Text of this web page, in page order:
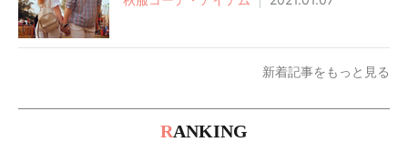
新着記事をもっと見る
RANKING